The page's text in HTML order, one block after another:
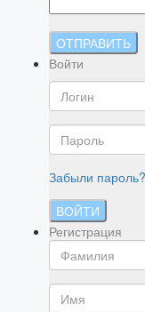
ОТПРАВИТЬ
Войти
Забыли пароль?
ВОЙТИ
Регистрация